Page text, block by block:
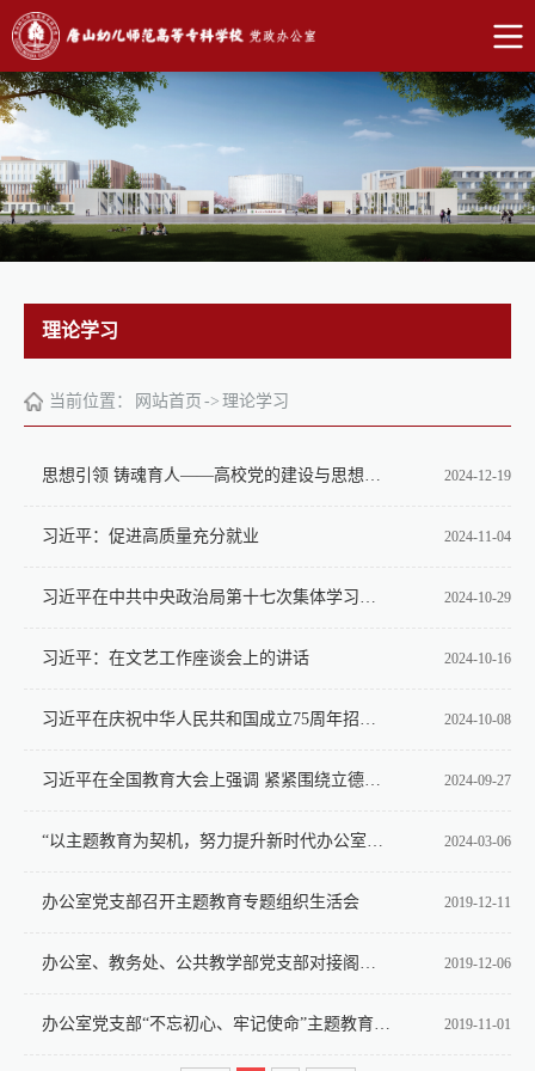
理论学习
当前位置： 网站首页 -> 理论学习
2024-12-19
2024-11-04
习近平：促进高质量充分就业
2024-10-29
2024-10-16
习近平：在文艺工作座谈会上的讲话
2024-10-08
2024-09-27
2024-03-06
2019-12-11
办公室党支部召开主题教育专题组织生活会
2019-12-06
2019-11-01